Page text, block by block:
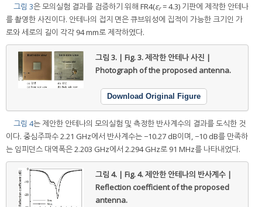
그림 3은 모의실험 결과를 검증하기 위해 FR4(εr= 4.3) 기판에 제작한 안테나
를 촬영한 사진이다. 안테나의 접지 면은 큐브위성에 집적이 가능한 크기인 가
로와 세로의 길이 각각 94 mm로 제작하였다.
그림 3. | Fig. 3.제작한 안테나 사진 |
Photograph of the proposed antenna.
Download Original Figure
그림 4는 제안한 안테나의 모의실험 및 측정한 반사계수의 결과를 도식한 것
이다. 중심주파수 2.21 GHz에서 반사계수는 −10.27 dB이며, −10 dB를 만족하
는 임피던스 대역폭은 2.203 GHz에서 2.294 GHz로 91 MHz를 나타내었다.
그림 4. | Fig. 4.제안한 안테나의 반사계수 |
Reflection coefficient of the proposed
antenna.